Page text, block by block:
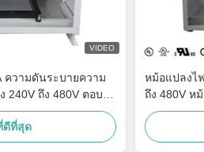
VIDEO
ความดันระบายความ
240V ถึง 480V ตอบ
ดีที่สุด
หม้อแปลงไ
ถึง 480V ห
หม้อแปลงจ